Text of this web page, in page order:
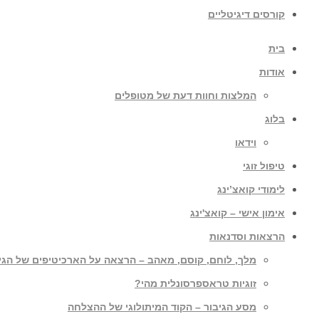
קורסים דיגיטליים
בית
אודות
המלצות וחוות דעת של מטופלים
בלוג
וידאו
טיפול זוגי
לימודי קואצ’ינג
אימון אישי – קואצ'ינג
הרצאות וסדנאות
מלך, לוחם, קוסם, מאהב – הרצאה על הארכיטיפים של
זוגיות טראספרסונלית מהי?
מסע הגיבור – הקוד המיתולוגי של ההצלחה